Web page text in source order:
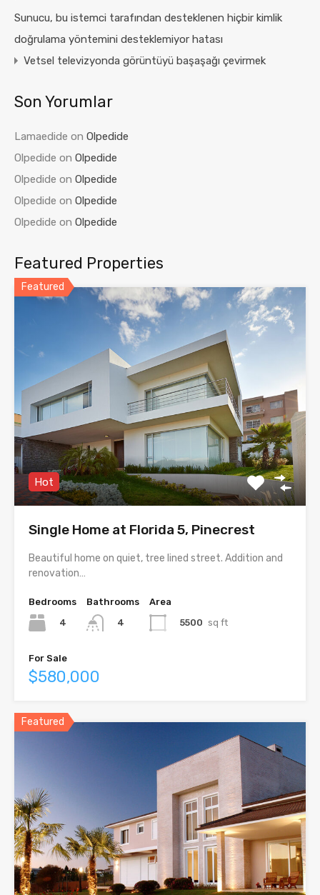
Sunucu, bu istemci tarafından desteklenen hiçbir kimlik
doğrulama yöntemini desteklemiyor hatası
Vetsel televizyonda görüntüyü başaşağı çevirmek
Son Yorumlar
Lamaedide on Olpedide
Olpedide on Olpedide
Olpedide on Olpedide
Olpedide on Olpedide
Olpedide on Olpedide
Featured Properties
Featured
Hot
Single Home at Florida 5, Pinecrest
Beautiful home on quiet, tree lined street. Addition and
renovation…
Bedrooms
4
Bathrooms
4
Area
5500 sq ft
For Sale
$580,000
Featured